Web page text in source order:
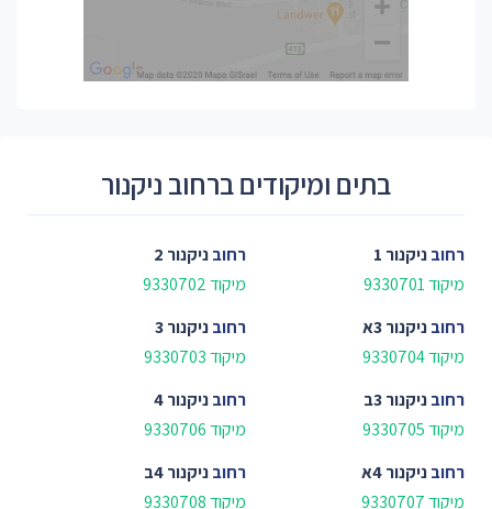
בתים ומיקודים ברחוב ניקנור
רחובניקנור 1
מיקוד 9330701
רחובניקנור 2
מיקוד 9330702
רחובניקנור 3א
מיקוד 9330704
רחובניקנור 3
מיקוד 9330703
רחובניקנור 3ב
מיקוד 9330705
רחובניקנור 4
מיקוד 9330706
רחובניקנור 4א
מיקוד 9330707
רחובניקנור 4ב
מיקוד 9330708